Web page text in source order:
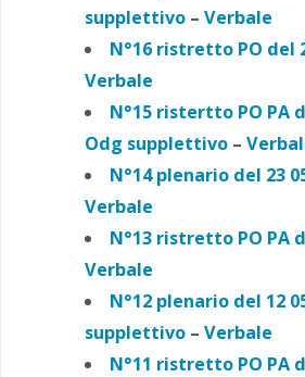
supplettivo– Verbale
N°16 ristretto PO del
Verbale
N°15 ristertto PO PA
Odg supplettivo–
N°14 plenario del 23
Verbale
N°13 ristretto PO PA
Verbale
N°12 plenario del 12
supplettivo– Verbale
N°11 ristretto PO PA